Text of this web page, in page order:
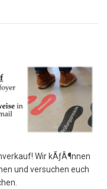
Wir kÃƒÂ¶nnen
und versuchen euch